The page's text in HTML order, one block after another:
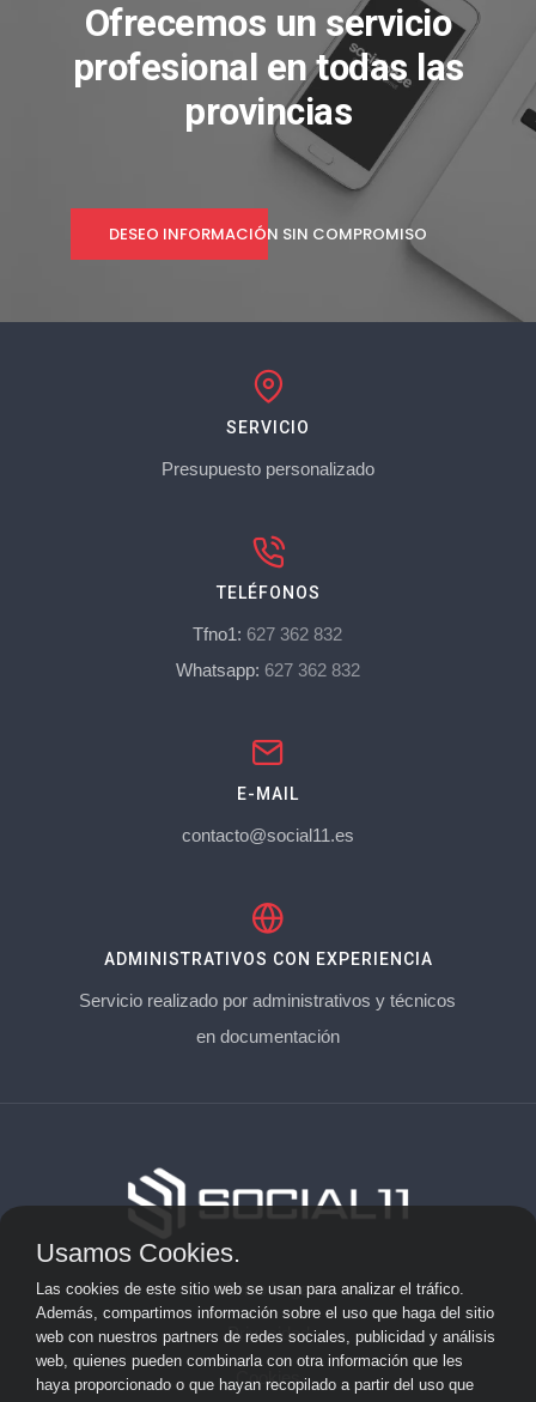
Ofrecemos un servicio
profesional en todas las
provincias
DESEO INFORMACIÓN SIN COMPROMISO
SERVICIO
Presupuesto personalizado
TELÉFONOS
Tfno1: 627 362 832
Whatsapp: 627 362 832
E-MAIL
contacto@social11.es
ADMINISTRATIVOS CON EXPERIENCIA
Servicio realizado por administrativos y técnicos
en documentación
Aviso Legal
Privacidad
Cookies
Usamos Cookies.
Las cookies de este sitio web se usan para analizar el tráfico.
Además, compartimos información sobre el uso que haga del sitio
web con nuestros partners de redes sociales, publicidad y análisis
web, quienes pueden combinarla con otra información que les
haya proporcionado o que hayan recopilado a partir del uso que